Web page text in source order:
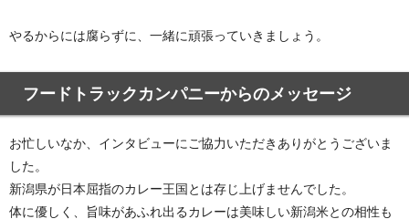
やるからには腐らずに、一緒に頑張っていきましょう。
フードトラックカンパニーからのメッセージ
お忙しいなか、インタビューにご協力いただきありがとうございま
した。
新潟県が日本屈指のカレー王国とは存じ上げませんでした。
体に優しく、旨味があふれ出るカレーは美味しい新潟米との相性も